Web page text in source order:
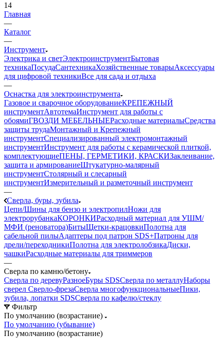
14
Главная
—
Каталог
—
Инструмент
Электрика и светЭлектроинструментБытовая
техникаПосудаСантехникаХозяйственные товарыАксессуары
для цифровой техникиВсе для сада и отдыха
—
Оснастка для электроинструмента
Газовое и сварочное оборудованиеКРЕПЕЖНЫЙ
инструментАвтотемаИнструмент для работы с
обоямиГВОЗДИ МЕБЕЛЬНЫЕРасходные материалыСредства
защиты трудаМонтажный и Крепежный
инструментСпециализированный электромонтажный
инструментИнструмент для работы с керамической плиткой,
комплектующиеПЕНЫ, ГЕРМЕТИКИ, КРАСКИЗаклеивание,
защита и армированиеШтукатурно-малярный
инструментСтолярный и слесарный
инструментИзмерительный и разметочный инструмент
—
Сверла, буры, зубила
Цепи/Шины для бензо и электропилНожи для
электрорубанкаКОРОНКИРасходный материал для УШМ/
МФИ (реноватора)БитыЩетки-крацовкиПолотна для
сабельной пилыАдаптеры под патрон SDS+Патроны для
дрели/переходникиПолотна для электролобзикаДиски,
чашкиРасходные материалы для триммеров
—
Сверла по камню/бетону
Сверла по деревуРазноеБуры SDSСверла по металлуНаборы
сверел Сверло-фрезаСверла многофункциональныеПики,
зубила, лопатки SDSСверла по кафелю/стеклу
Фильтр
По умолчанию (возрастание)
По умолчанию (убывание)
По умолчанию (возрастание)